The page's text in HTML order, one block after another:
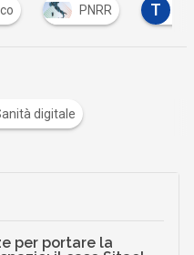
T telemedicina
digitale
per portare la